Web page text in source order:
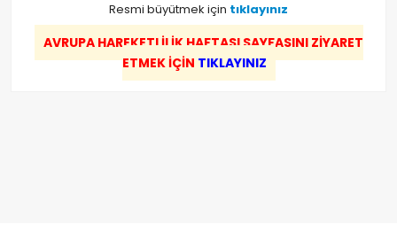
Resmi büyütmek için tıklayınız
AVRUPA HAREKETLİLİK HAFTASI SAYFASINI ZİYARET
ETMEK İÇİN TIKLAYINIZ